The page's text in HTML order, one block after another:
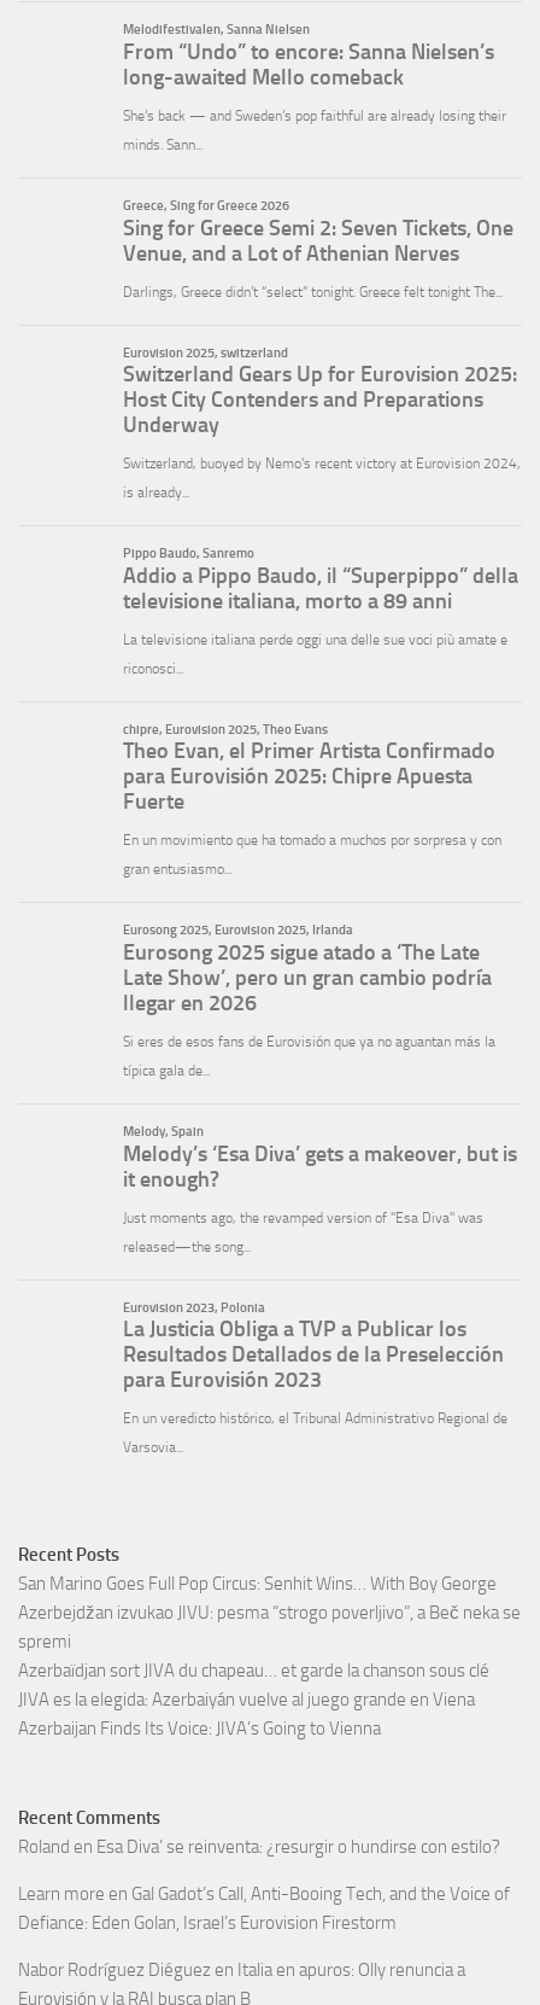
Recent Posts
San Marino Goes Full Pop Circus: Senhit Wins… With Boy George
Azerbejdžan izvukao JIVU: pesma “strogo poverljivo”, a Beč neka se
spremi
Azerbaïdjan sort JIVA du chapeau… et garde la chanson sous clé
JIVA es la elegida: Azerbaiyán vuelve al juego grande en Viena
Azerbaijan Finds Its Voice: JIVA’s Going to Vienna
Recent Comments
Roland en Esa Diva’ se reinventa: ¿resurgir o hundirse con estilo?
Learn more en Gal Gadot’s Call, Anti-Booing Tech, and the Voice of
Defiance: Eden Golan, Israel’s Eurovision Firestorm
Nabor Rodríguez Diéguez en Italia en apuros: Olly renuncia a
Eurovisión y la RAI busca plan B